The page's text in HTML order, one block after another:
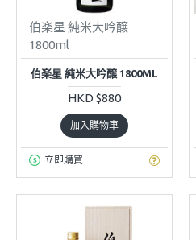
伯楽星 純米大吟醸
1800ml
伯楽星 純米大吟醸 1800ML
HKD $880
加入購物車
立即購買